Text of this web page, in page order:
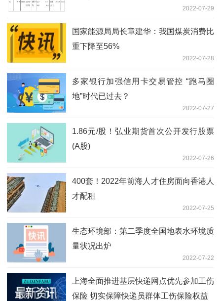
2022-07-29
国家能源局局长章建华：我国煤炭消费比
重下降至56%
2022-07-28
多家银行加强信用卡交易管控 “跑马圈
地”时代已过去？
2022-07-27
1.86元/股！弘业期货首次公开发行股票
(A股)
2022-07-26
400套！2022年前海人才住房面向香港人
才配租
2022-07-25
生态环境部：第二季度全国地表水环境质
量状况出炉
2022-07-22
上海全面推进基层快递网点优先参加工伤
保险 切实保障快递员群体工伤保险权益